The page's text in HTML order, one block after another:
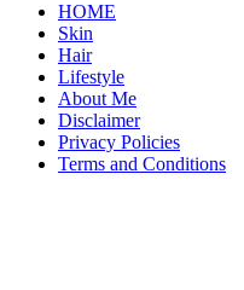
HOME
Skin
Hair
Lifestyle
About Me
Disclaimer
Privacy Policies
Terms and Conditions